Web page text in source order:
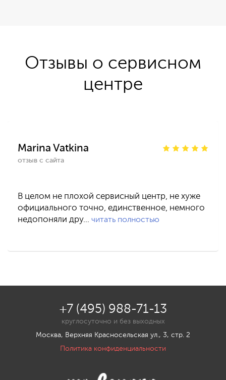
Отзывы о сервисном
центре
Marina Vatkina
отзыв с сайта
В целом не плохой сервисный центр, не хуже
официального точно, единственное, немного
недопоняли дру… читать полностью
+7 (495) 988-71-13
круглосуточно и без выходных
Москва, Верхняя Красносельская ул., 3, стр. 2
Политика конфиденциальности